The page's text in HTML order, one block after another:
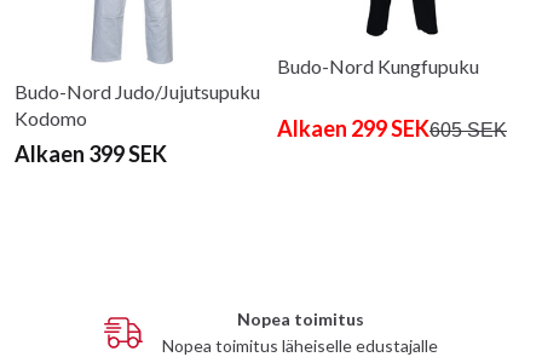
Budo-Nord Judo/Jujutsupuku
Kodomo
Alkaen 399 SEK
Budo-Nord Kungfupuku
Alkaen 299 SEK605 SEK
Nopea toimitus
Nopea toimitus läheiselle edustajalle